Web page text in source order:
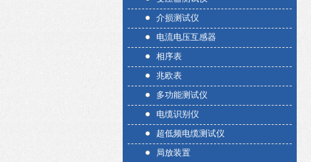
介损测试仪
电流电压互感器
相序表
兆欧表
多功能测试仪
电缆识别仪
超低频电缆测试仪
局放装置